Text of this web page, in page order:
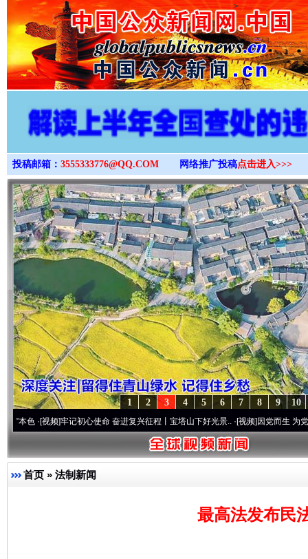
>
投稿邮箱： 3555333776@QQ.COM 网络推广投稿点击进入>>>
10
9
8
7
6
5
4
3
2
1
频]牢记初心使命 奋进复兴征程丨宝塔山下好光景..·[视频]因党而生 为党而战——
首页 » 法制新闻
最高法发布民